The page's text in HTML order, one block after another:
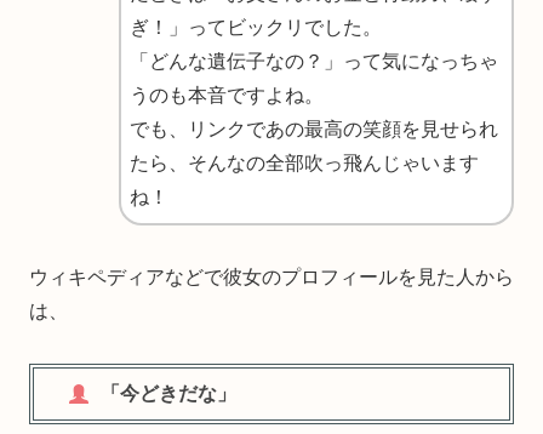
ぎ！」ってビックリでした。
「どんな遺伝子なの？」って気になっちゃ
うのも本音ですよね。
でも、リンクであの最高の笑顔を見せられ
たら、そんなの全部吹っ飛んじゃいます
ね！
ウィキペディアなどで彼女のプロフィールを見た人から
は、
「今どきだな」